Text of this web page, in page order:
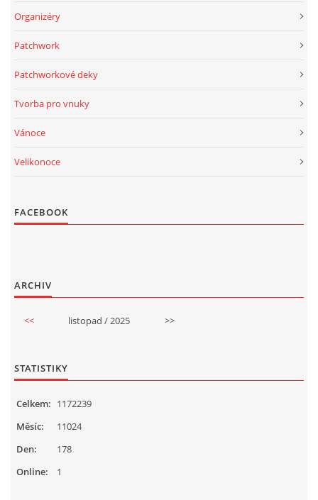
Organizéry
Patchwork
Patchworkové deky
Tvorba pro vnuky
Vánoce
Velikonoce
FACEBOOK
ARCHIV
<< listopad / 2025 >>
STATISTIKY
Online: 1
Celkem: 1172239
Měsíc:
11024
Den:
178